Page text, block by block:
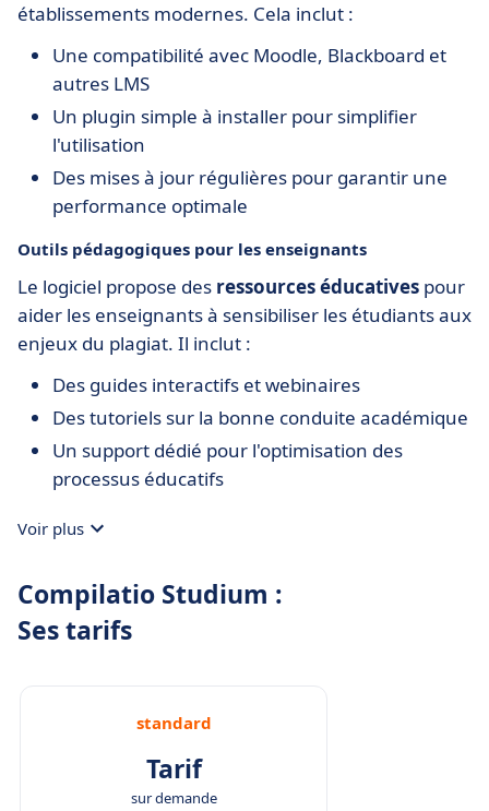
établissements modernes. Cela inclut :
Une compatibilité avec Moodle, Blackboard et
autres LMS
Un plugin simple à installer pour simplifier
l'utilisation
Des mises à jour régulières pour garantir une
performance optimale
Outils pédagogiques pour les enseignants
Le logiciel propose des ressources éducatives pour
aider les enseignants à sensibiliser les étudiants aux
enjeux du plagiat. Il inclut :
Des guides interactifs et webinaires
Des tutoriels sur la bonne conduite académique
Un support dédié pour l'optimisation des
processus éducatifs
Voir plus
Compilatio Studium :
Ses tarifs
standard
Tarif
sur demande